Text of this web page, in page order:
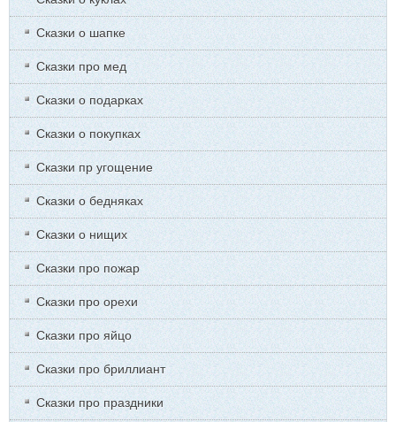
Сказки о шапке
Сказки про мед
Сказки о подарках
Сказки о покупках
Сказки пр угощение
Сказки о бедняках
Сказки о нищих
Сказки про пожар
Сказки про орехи
Сказки про яйцо
Сказки про бриллиант
Сказки про праздники